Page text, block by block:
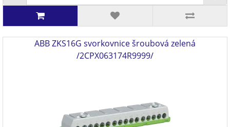
ABB ZKS16G svorkovnice šroubová zelená
/2CPX063174R9999/